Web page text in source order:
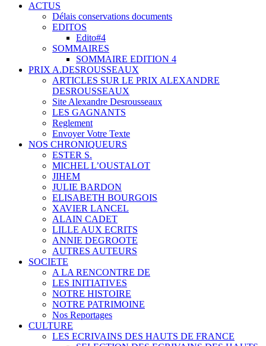
ACTUS
Délais conservations documents
EDITOS
Edito#4
SOMMAIRES
SOMMAIRE EDITION 4
PRIX A.DESROUSSEAUX
ARTICLES SUR LE PRIX ALEXANDRE
DESROUSSEAUX
Site Alexandre Desrousseaux
LES GAGNANTS
Reglement
Envoyer Votre Texte
NOS CHRONIQUEURS
ESTER S.
MICHEL L’OUSTALOT
JIHEM
JULIE BARDON
ELISABETH BOURGOIS
XAVIER LANCEL
ALAIN CADET
LILLE AUX ECRITS
ANNIE DEGROOTE
AUTRES AUTEURS
SOCIETE
A LA RENCONTRE DE
LES INITIATIVES
NOTRE HISTOIRE
NOTRE PATRIMOINE
Nos Reportages
CULTURE
LES ECRIVAINS DES HAUTS DE FRANCE